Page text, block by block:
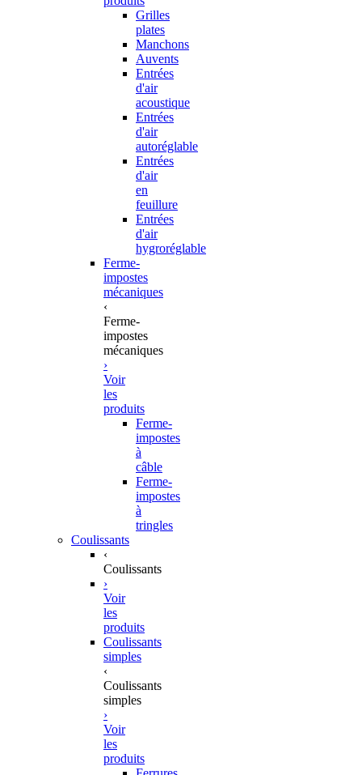
Grilles
plates
Manchons
Auvents
Entrées
d'air
acoustique
Entrées
d'air
autoréglable
Entrées
d'air
en
feuillure
Entrées
d'air
hygroréglable
Ferme-
impostes
mécaniques
‹
Ferme-
impostes
mécaniques
›
Voir
les
produits
Ferme-
impostes
à
câble
Ferme-
impostes
à
tringles
Coulissants
‹
Coulissants
›
Voir
les
produits
Coulissants
simples
‹
Coulissants
simples
›
Voir
les
produits